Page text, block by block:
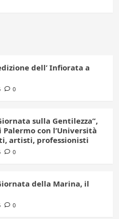
dell’ Infiorata a
0
sulla Gentilezza”,
con l’Università
artisti, professionisti
0
della Marina, il
0